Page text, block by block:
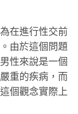
在進行性交前
由於這個問題
性來說是一個
重的疾病，而
個觀念實際上